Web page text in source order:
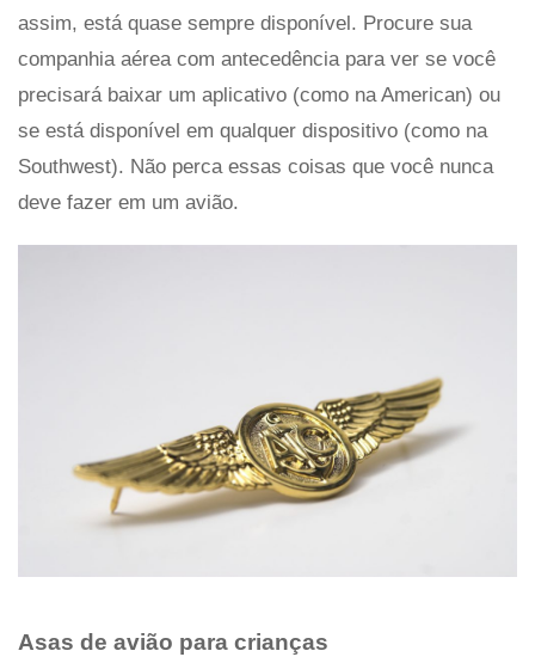
assim, está quase sempre disponível. Procure sua
companhia aérea com antecedência para ver se você
precisará baixar um aplicativo (como na American) ou
se está disponível em qualquer dispositivo (como na
Southwest). Não perca essas coisas que você nunca
deve fazer em um avião.
Asas de avião para crianças